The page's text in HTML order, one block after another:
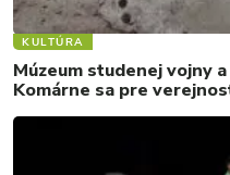
KULTÚRA
Múzeum studenej vojny
Komárne sa pre